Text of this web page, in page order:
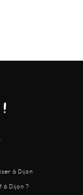
à Dijon
à Dijon ?